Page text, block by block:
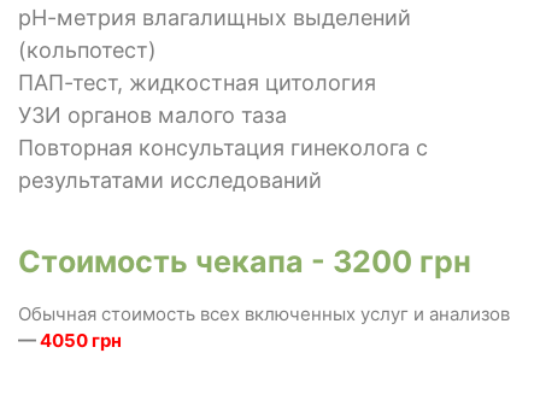
рН-метрия влагалищных выделений
(кольпотест)
ПАП-тест, жидкостная цитология
УЗИ органов малого таза
Повторная консультация гинеколога с
результатами исследований
Стоимость чекапа - 3200 грн
Обычная стоимость всех включенных услуг и анализов
—4050 грн